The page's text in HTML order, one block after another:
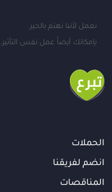
نعمل لأننا نهتم بالخير.
بإمكانك أيضاً عمل نفس التأثير.
الحملات
انضم لفريقنا
المناقصات